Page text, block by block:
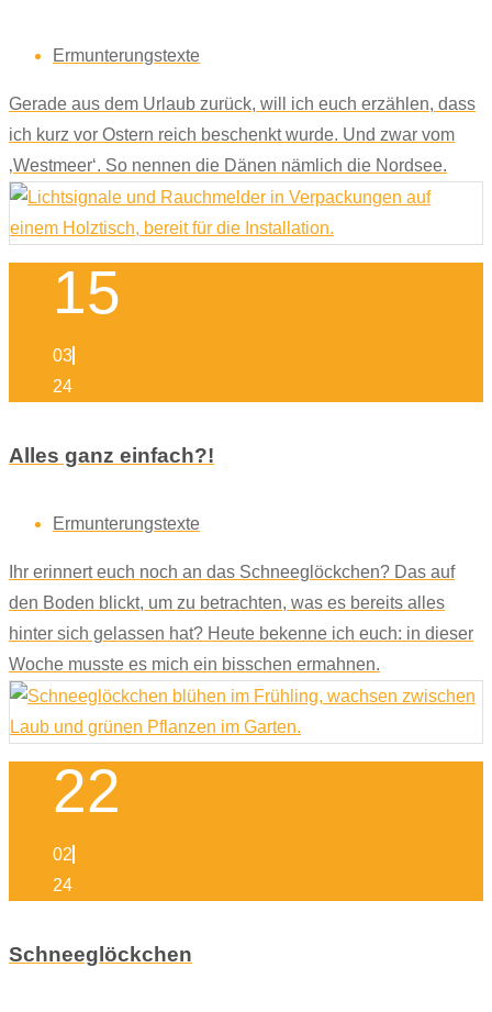
Ermunterungstexte
Gerade aus dem Urlaub zurück, will ich euch erzählen, dass
ich kurz vor Ostern reich beschenkt wurde. Und zwar vom
‚Westmeer‘. So nennen die Dänen nämlich die Nordsee.
15
03
24
Alles ganz einfach?!
Ermunterungstexte
Ihr erinnert euch noch an das Schneeglöckchen? Das auf
den Boden blickt, um zu betrachten, was es bereits alles
hinter sich gelassen hat? Heute bekenne ich euch: in dieser
Woche musste es mich ein bisschen ermahnen.
22
02
24
Schneeglöckchen